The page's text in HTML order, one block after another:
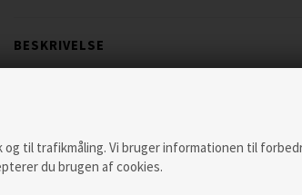
til trafikmåling. Vi bruger informationen til
du brugen af cookies.
BESKRIVELSE
Acme fløjter er de mest populære fløjter på
forskellige toner (210.5 og 211.5). Se mere under
Specifikationer, 210.5: